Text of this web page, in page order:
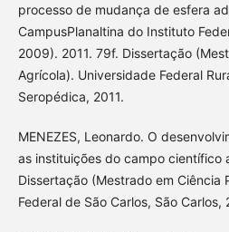
processo de mudança de esfera
CampusPlanaltina do Instituto
2009). 2011. 79f. Dissertação
Agrícola). Universidade Federal
Seropédica, 2011.
MENEZES, Leonardo. O
as instituições do campo científico
Dissertação (Mestrado em Ciência
Federal de São Carlos, São Carlos,